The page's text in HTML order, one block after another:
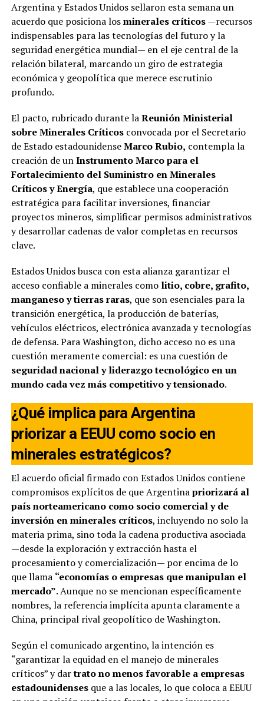
Argentina y Estados Unidos sellaron esta semana un
acuerdo que posiciona losminerales críticos—recursos
indispensables para las tecnologías del futuro y la
seguridad energética mundial— en el eje central de la
relación bilateral, marcando un giro de estrategia
económica y geopolítica que merece escrutinio
profundo.
El pacto, rubricado durante laReunión Ministerial
sobre Minerales Críticosconvocada por el Secretario
de Estado estadounidenseMarco Rubio, contempla la
creación de unInstrumento Marco para el
Fortalecimiento del Suministro en Minerales
Críticos y Energía, que establece una cooperación
estratégica para facilitar inversiones, financiar
proyectos mineros, simplificar permisos administrativos
y desarrollar cadenas de valor completas en recursos
clave.
Estados Unidos busca con esta alianza garantizar el
acceso confiable a minerales como litio, cobre, grafito,
manganeso y tierras raras, que son esenciales para la
transición energética, la producción de baterías,
vehículos eléctricos, electrónica avanzada y tecnologías
de defensa. Para Washington, dicho acceso no es una
cuestión meramente comercial: es una cuestión de
seguridad nacional y liderazgo tecnológico en un
mundo cada vez más competitivo y tensionado.
¿Qué implica para Argentina
priorizar a EEUU como socio en
minerales estratégicos?
El acuerdo oficial firmado con Estados Unidos contiene
compromisos explícitos de que Argentinapriorizará al
país norteamericano como socio comercial y de
inversión en minerales críticos, incluyendo no solo la
materia prima, sino toda la cadena productiva asociada
—desde la exploración y extracción hasta el
procesamiento y comercialización— por encima de lo
que llama “economías o empresas que manipulan el
mercado”. Aunque no se mencionan específicamente
nombres, la referencia implícita apunta claramente a
China, principal rival geopolítico de Washington.
Según el comunicado argentino, la intención es
“garantizar la equidad en el manejo de minerales
críticos” y dartrato no menos favorable a empresas
estadounidensesque a las locales, lo que coloca a EEUU